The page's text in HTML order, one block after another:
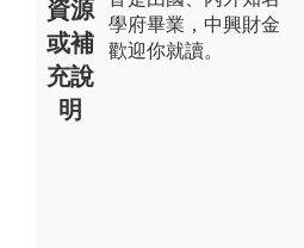
資源
或補
充說
明
學府畢業，中興財金
歡迎你就讀。